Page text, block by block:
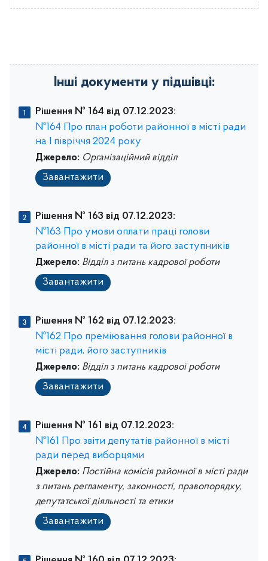
Інші документи у підшівці:
Рішення № 164 від 07.12.2023:
№164 Про план роботи районної в місті ради
на І півріччя 2024 року
Джерело: Організаційний відділ
Завантажити
Рішення № 163 від 07.12.2023:
№163 Про умови оплати праці голови
районної в місті ради та його заступників
Джерело: Відділ з питань кадрової роботи
Завантажити
Рішення № 162 від 07.12.2023:
№162 Про преміювання голови районної в
місті ради, його заступників
Джерело: Відділ з питань кадрової роботи
Завантажити
Рішення № 161 від 07.12.2023:
№161 Про звіти депутатів районної в місті
ради перед виборцями
Джерело: Постійна комісія районної в місті ради
з питань регламенту, законності, правопорядку,
депутатської діяльності та етики
Завантажити